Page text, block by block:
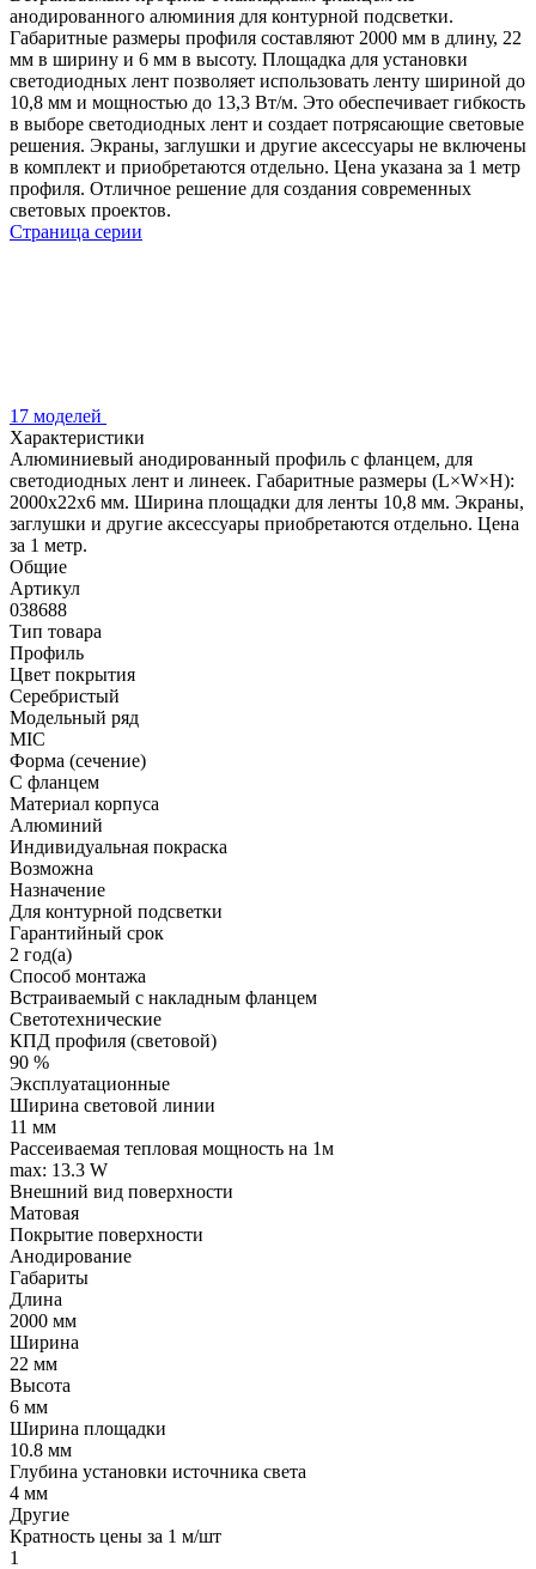
анодированного алюминия для контурной подсветки.
Габаритные размеры профиля составляют 2000 мм в длину, 22
мм в ширину и 6 мм в высоту. Площадка для установки
светодиодных лент позволяет использовать ленту шириной до
10,8 мм и мощностью до 13,3 Вт/м. Это обеспечивает гибкость
в выборе светодиодных лент и создает потрясающие световые
решения. Экраны, заглушки и другие аксессуары не включены
в комплект и приобретаются отдельно. Цена указана за 1 метр
профиля. Отличное решение для создания современных
световых проектов.
Страница серии
17 моделей
Характеристики
Алюминиевый анодированный профиль с фланцем, для
светодиодных лент и линеек. Габаритные размеры (L×W×H):
2000x22x6 мм. Ширина площадки для ленты 10,8 мм. Экраны,
заглушки и другие аксессуары приобретаются отдельно. Цена
за 1 метр.
Общие
Артикул
038688
Тип товара
Профиль
Цвет покрытия
Серебристый
Модельный ряд
MIC
Форма (сечение)
С фланцем
Материал корпуса
Алюминий
Индивидуальная покраска
Возможна
Назначение
Для контурной подсветки
Гарантийный срок
2 год(а)
Способ монтажа
Встраиваемый с накладным фланцем
Светотехнические
КПД профиля (cветовой)
90 %
Эксплуатационные
Ширина световой линии
11 мм
Рассеиваемая тепловая мощность на 1м
max: 13.3 W
Внешний вид поверхности
Матовая
Покрытие поверхности
Анодирование
Габариты
Длина
2000 мм
Ширина
22 мм
Высота
6 мм
Ширина площадки
10.8 мм
Глубина установки источника света
4 мм
Другие
Кратность цены за 1 м/шт
1